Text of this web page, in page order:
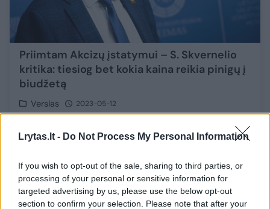
Lrytas.lt - Do Not Process My Personal Information
If you wish to opt-out of the sale, sharing to third parties, or
processing of your personal or sensitive information for
targeted advertising by us, please use the below opt-out
section to confirm your selection. Please note that after your
Priimtam Akcizų įstatymui – S. Skvernelio
kritika: tiesiog bet kokia kaina reikia pinigų į
biudžetą
Verslas 2023-05-12